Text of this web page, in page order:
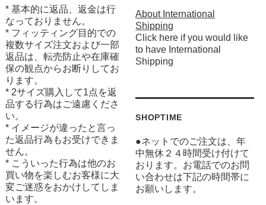
* 基本的に返品、返金は行
なっておりません。
* フィッティング目的での
複数サイズ注文および一部
返品は、転売防止や在庫確
保の観点からお断りしてお
ります。
* 2サイズ購入して1点を返
品する行為はご遠慮くださ
い。
* イメージが違ったと言っ
た返品行為もお受けできま
せん。
* こういった行為は他のお
買い物を楽しむお客様に大
変ご迷惑をおかけしてしま
います。
About International
Shipping
Click here if you would like
to have International
Shipping
SHOPTIME
●ネットでのご注文は、年
中無休２４時間受け付けて
おります。お電話でのお問
い合わせは下記の時間帯に
お願いします。